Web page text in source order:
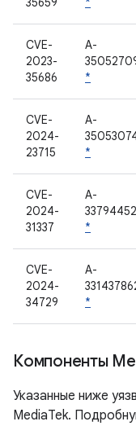
CVE-
2023-
35686
A-
*
CVE-
2024-
23715
A-
*
CVE-
2024-
31337
A-
*
CVE-
2024-
34729
A-
*
Компоненты
Указанные ниже
MediaTek.